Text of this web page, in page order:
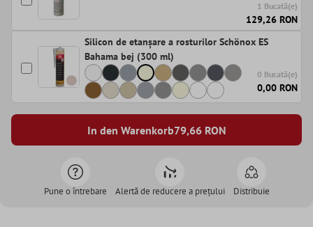
1 Bucată(e)
129,26 RON
Silicon de etanșare a rosturilor Schönox ES
Bahama bej (300 ml)
0 Bucată(e)
0,00 RON
In den Warenkorb79,66RON
Pune o întrebare Alertă de reducere a prețului Distribuie